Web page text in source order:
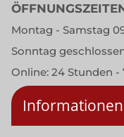
Montag - Samstag
Sonntag
Online: 24 Stunden -
Informationen